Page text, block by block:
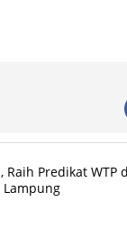
Raih Predikat WTP
Lampung